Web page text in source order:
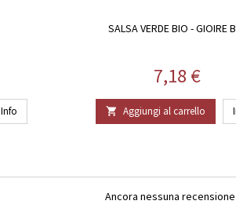
Info
SALSA VERDE BIO - GIOIRE
Prezzo
7,18 €
 Aggiungi al carrello
Ancora nessuna